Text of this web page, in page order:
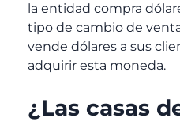
la entidad compra
tipo de cambio de
vende dólares a sus
adquirir esta moneda.
¿Las casas